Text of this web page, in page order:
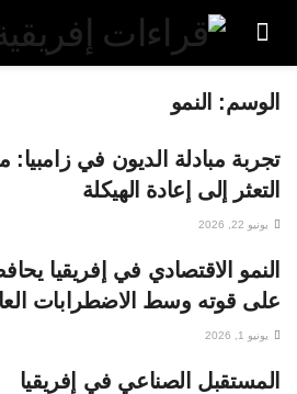
الوسم: النمو
تجربة مبادلة الديون في زامبيا:
التعثر إلى إعادة الهيكلة
يونيو 22, 2026
النمو الاقتصادي في إفريقيا
على قوته وسط الاضطرابات
يونيو 1, 2026
المستقبل الصناعي في إفريقيا